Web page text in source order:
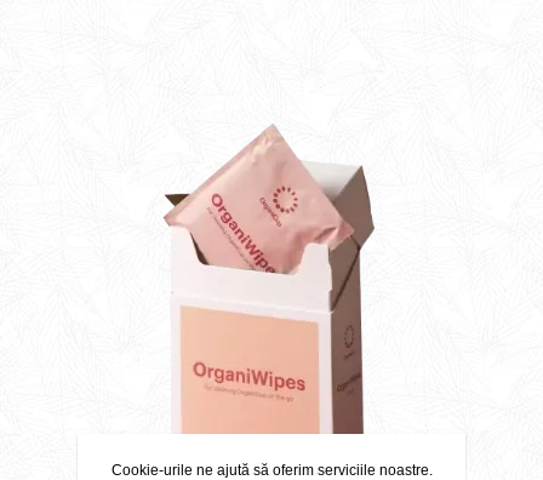
Cookie-urile ne ajută să oferim serviciile noastre.